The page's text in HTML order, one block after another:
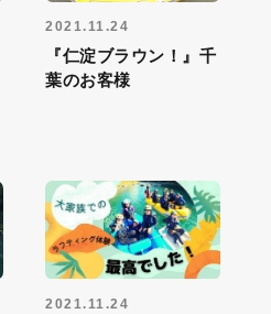
2021.11.24
『仁淀ブラウン！』千
葉のお客様
2021.11.24